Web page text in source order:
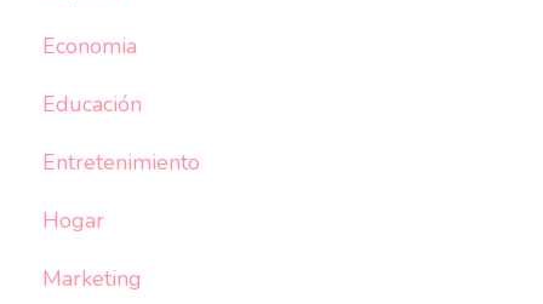
Economia
Educación
Entretenimiento
Hogar
Marketing